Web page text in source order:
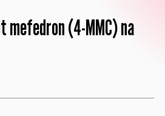
mefedron (4-MMC) na